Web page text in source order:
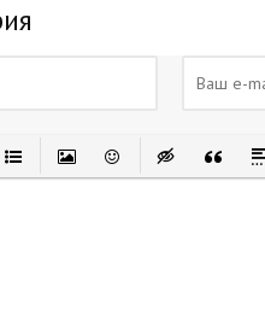
списоксписок
Вставить изображение
Вставить смайлик
Вставка